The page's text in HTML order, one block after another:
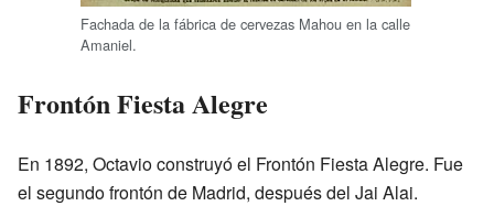
Fachada de la fábrica de cervezas Mahou en la calle
Amaniel.
Frontón Fiesta Alegre
En 1892, Octavio construyó el Frontón Fiesta Alegre. Fue
el segundo frontón de Madrid, después del Jai Alai.